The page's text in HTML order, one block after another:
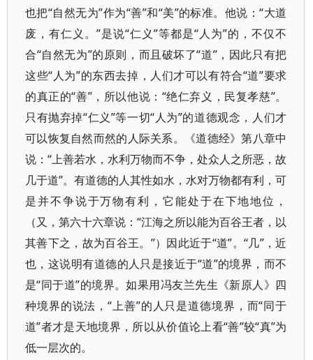
也把“自然无为”作为“善”和“美”的标准。他说：“大道
废，有仁义。”是说“仁义”等都是“人为”的，不仅不
合“自然无为”的原则，而且破坏了“道”，因此只有把
这些“人为”的东西去掉，人们才可以有符合“道”要求
的真正的“善”，所以他说：“绝仁弃义，民复孝慈”。
只有抛弃掉“仁义”等一切“人为”的道德观念，人们才
可以恢复自然而然的人际关系。《道德经》第八章中
说：“上善若水，水利万物而不争，处众人之所恶，故
几于道”。有道德的人其性如水，水对万物都有利，可
是并不争说于万物有利，它能处于在下地地位，
（又，第六十六章说：“江海之所以能为百谷王者，以
其善下之，故为百谷王。”）因此近于“道”。“几”，近
也，这说明有道德的人只是接近于“道”的境界，而不
是“同于道”的境界。如果用冯友兰先生《新原人》四
种境界的说法，“上善”的人只是道德境界，而“同于
道”者才是天地境界，所以从价值论上看“善”较“真”为
低一层次的。